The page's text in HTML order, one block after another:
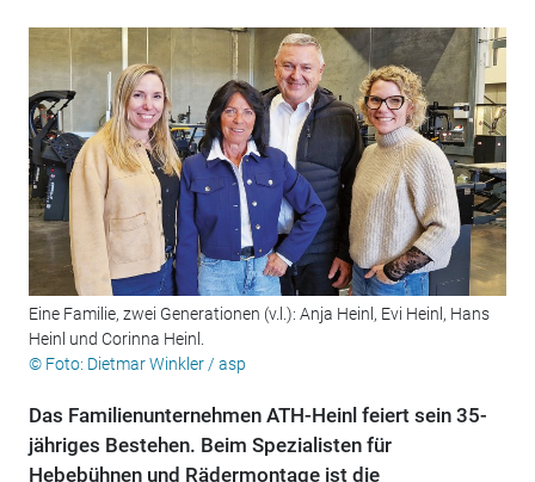
Eine Familie, zwei Generationen (v.l.): Anja Heinl, Evi Heinl, Hans
Heinl und Corinna Heinl.
© Foto: Dietmar Winkler / asp
Das Familienunternehmen ATH-Heinl feiert sein 35-
jähriges ­Bestehen. Beim Spezialisten für
Hebebühnen und Rädermontage ist die